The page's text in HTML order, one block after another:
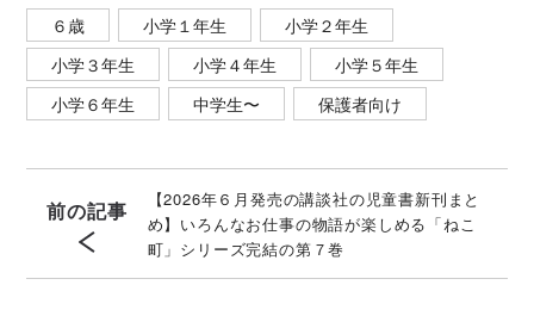
６歳 小学１年生
小学２年生
小学３年生
小学４年生
小学５年生
小学６年生
中学生〜 保護者向け
前の記事
【2026年６月発売の講談社の児童書新刊まと
め】いろんなお仕事の物語が楽しめる「ねこ
町」シリーズ完結の第７巻